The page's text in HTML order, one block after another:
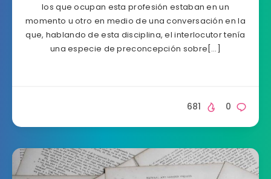
los que ocupan esta profesión estaban en un
momento u otro en medio de una conversación en la
que, hablando de esta disciplina, el interlocutor tenía
una especie de preconcepción sobre[…]
0
681